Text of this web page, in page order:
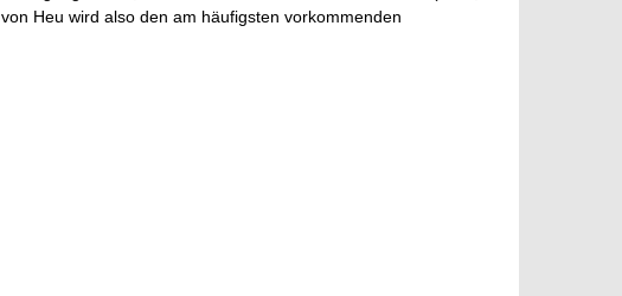
Heu wird also den am häufigsten vorkommenden